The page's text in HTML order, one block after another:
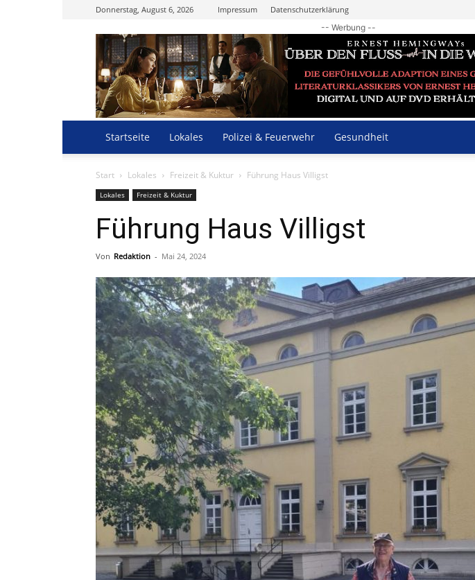
Donnerstag, August 6, 2026 Impressum Datenschutzerklärung
-- Werbung --
Startseite Lokales Polizei & Feuerwehr Gesundheit
Start Lokales Freizeit & Kuktur Führung Haus Villigst
Lokales Freizeit & Kuktur
Führung Haus Villigst
Von Redaktion - Mai 24, 2024